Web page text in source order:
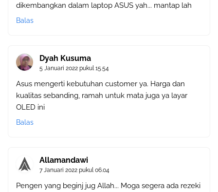
dikembangkan dalam laptop ASUS yah... mantap lah
Balas
Dyah Kusuma
5 Januari 2022 pukul 15.54
Asus mengerti kebutuhan customer ya. Harga dan
kualitas sebanding, ramah untuk mata juga ya layar
OLED ini
Balas
Allamandawi
7 Januari 2022 pukul 06.04
Pengen yang beginj jug Allah... Moga segera ada rezeki